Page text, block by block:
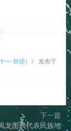
一·舒适）》
发布于
下一篇
龙图腾代表民族地